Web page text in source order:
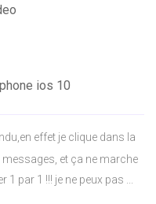
ios 10
effet je clique dans la
et ça ne marche
par 1 !!! je ne peux pas ...